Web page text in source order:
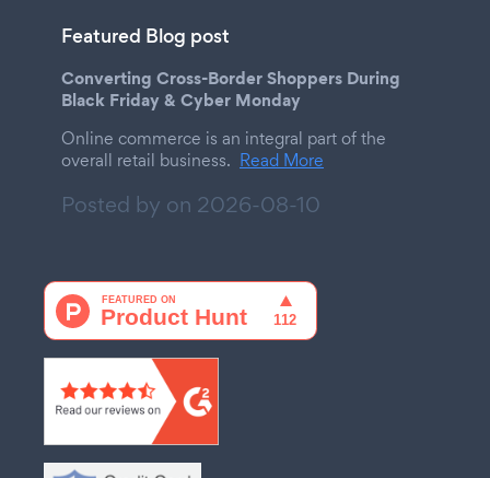
Featured Blog post
Converting Cross-Border Shoppers During
Black Friday & Cyber Monday
Online commerce is an integral part of the
overall retail business. Read More
Posted by on 2026-08-10